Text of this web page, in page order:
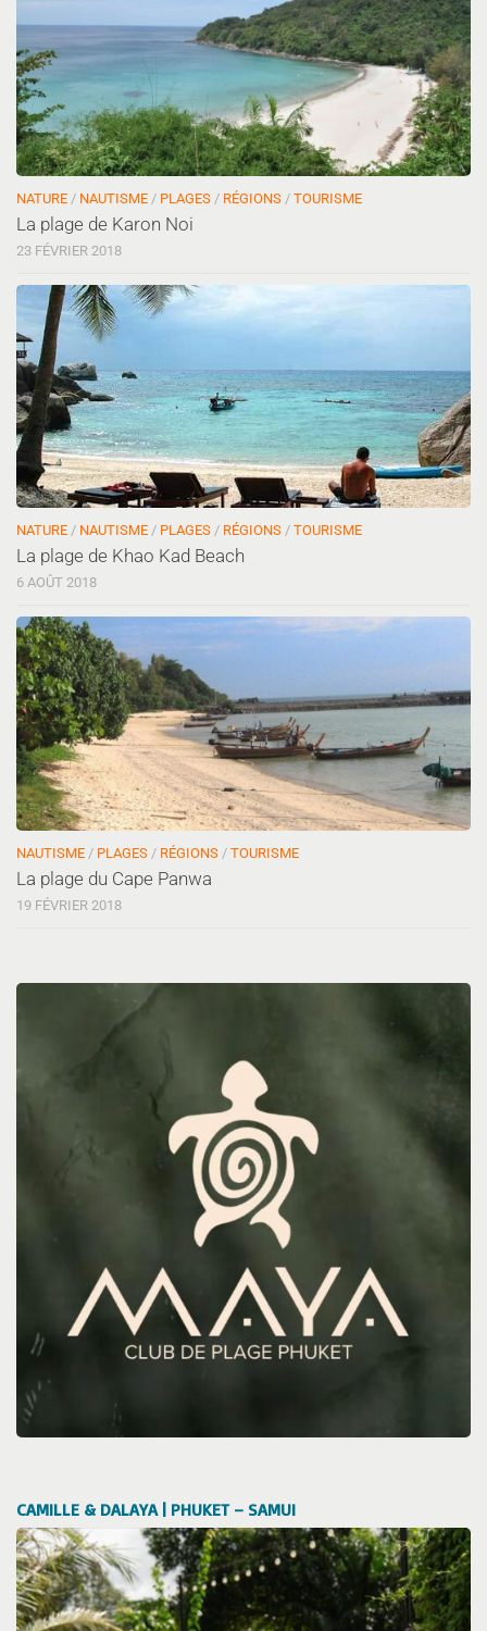
NATURE / NAUTISME / PLAGES / RÉGIONS / TOURISME
La plage de Karon Noi
23 FÉVRIER 2018
NATURE / NAUTISME / PLAGES / RÉGIONS / TOURISME
La plage de Khao Kad Beach
6 AOÛT 2018
NAUTISME / PLAGES / RÉGIONS / TOURISME
La plage du Cape Panwa
19 FÉVRIER 2018
CAMILLE & DALAYA | PHUKET – SAMUI